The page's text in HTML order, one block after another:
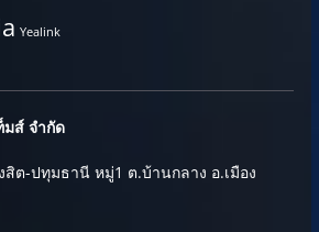
Yealink
ส์ จำกัด
ต-ปทุมธานี หมู่1 ต.บ้านกลาง อ.เมือง